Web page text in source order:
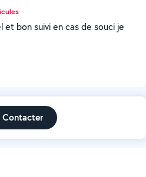
et bon suivi en cas de souci je
Contacter